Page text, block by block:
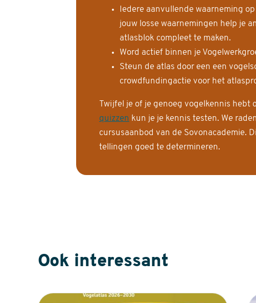
Iedere aanvullende waarneming
jouw losse waarnemingen help je
atlasblok compleet te maken.
Word actief binnen je
Steun de atlas door een een
crowdfundingactie voor het
Twijfel je of je genoeg vogelkennis
quizzen kun je je kennis testen. We
cursusaanbod van de Sovonacademie.
tellingen goed te determineren.
Ook interessant